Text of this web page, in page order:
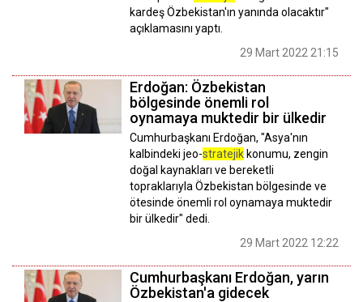
kardeş Özbekistan'ın yanında olacaktır"
açıklamasını yaptı.
29 Mart 2022 21:15
Erdoğan: Özbekistan
bölgesinde önemli rol
oynamaya muktedir bir ülkedir
Cumhurbaşkanı Erdoğan, "Asya'nın
kalbindeki jeo-stratejik konumu, zengin
doğal kaynakları ve bereketli
topraklarıyla Özbekistan bölgesinde ve
ötesinde önemli rol oynamaya muktedir
bir ülkedir" dedi.
29 Mart 2022 12:22
Cumhurbaşkanı Erdoğan, yarın
Özbekistan'a gidecek